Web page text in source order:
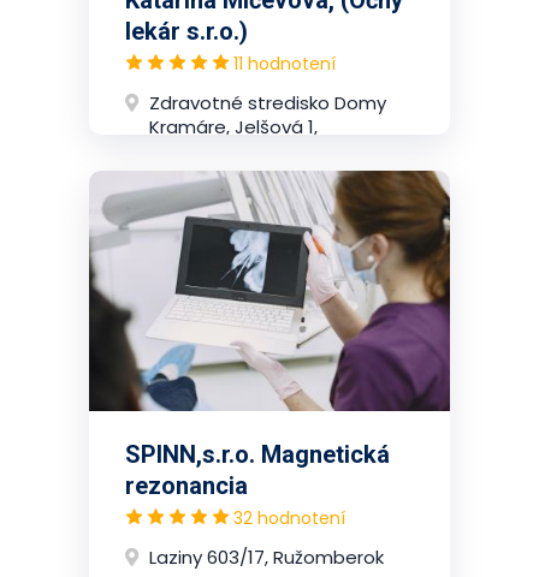
lekár s.r.o.)
11 hodnotení
Zdravotné stredisko Domy
Kramáre, Jelšová 1,
(Bratislava)
SPINN,s.r.o. Magnetická
rezonancia
32 hodnotení
Laziny 603/17, Ružomberok